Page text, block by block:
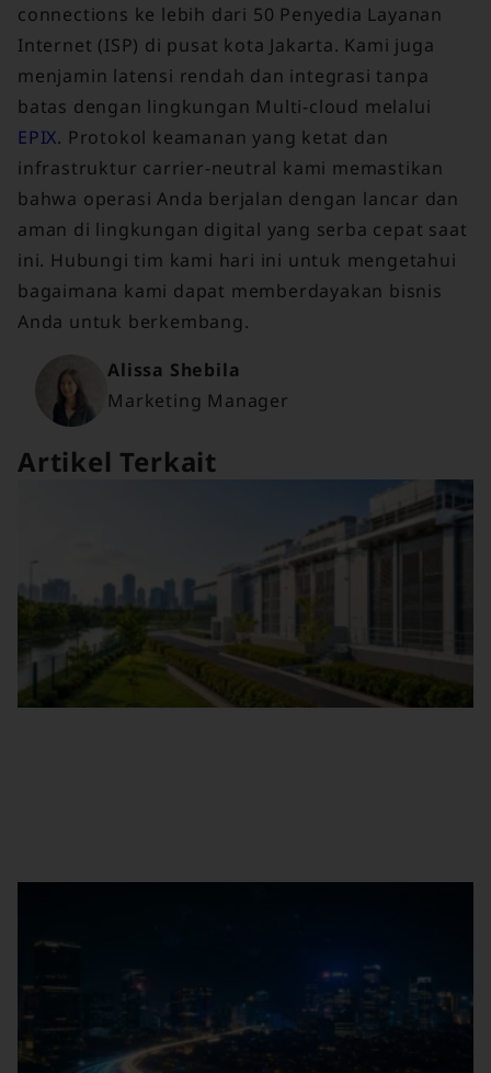
connections ke lebih dari 50 Penyedia Layanan
Internet (ISP) di pusat kota Jakarta. Kami juga
menjamin latensi rendah dan integrasi tanpa
batas dengan lingkungan Multi-cloud melalui
EPIX. Protokol keamanan yang ketat dan
infrastruktur carrier-neutral kami memastikan
bahwa operasi Anda berjalan dengan lancar dan
aman di lingkungan digital yang serba cepat saat
ini. Hubungi tim kami hari ini untuk mengetahui
bagaimana kami dapat memberdayakan bisnis
Anda untuk berkembang.
Alissa Shebila
Marketing Manager
Artikel Terkait